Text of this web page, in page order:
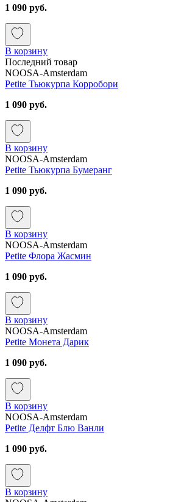
1 090 руб.
В корзину
Последний товар
NOOSA-Amsterdam
Petite Тьюкурпа Корробори
1 090 руб.
В корзину
NOOSA-Amsterdam
Petite Тьюкурпа Бумеранг
1 090 руб.
В корзину
NOOSA-Amsterdam
Petite Флора Жасмин
1 090 руб.
В корзину
NOOSA-Amsterdam
Petite Монета Дарик
1 090 руб.
В корзину
NOOSA-Amsterdam
Petite Делфт Блю Ванли
1 090 руб.
В корзину